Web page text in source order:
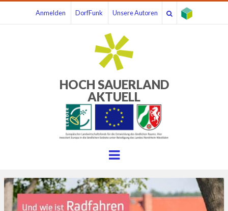
Anmelden DorfFunk Unsere Autoren
HOCH SAUERLAND
AKTUELL
Menu